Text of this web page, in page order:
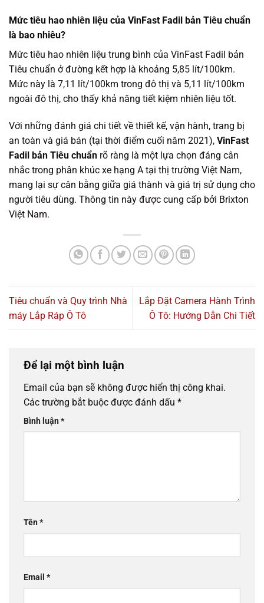
Mức tiêu hao nhiên liệu của VinFast Fadil bản Tiêu chuẩn
là bao nhiêu?
Mức tiêu hao nhiên liệu trung bình của VinFast Fadil bản
Tiêu chuẩn ở đường kết hợp là khoảng 5,85 lít/100km.
Mức này là 7,11 lít/100km trong đô thị và 5,11 lít/100km
ngoài đô thị, cho thấy khả năng tiết kiệm nhiên liệu tốt.
Với những đánh giá chi tiết về thiết kế, vận hành, trang bị
an toàn và giá bán (tại thời điểm cuối năm 2021), VinFast
Fadil bản Tiêu chuẩn rõ ràng là một lựa chọn đáng cân
nhắc trong phân khúc xe hạng A tại thị trường Việt Nam,
mang lại sự cân bằng giữa giá thành và giá trị sử dụng cho
người tiêu dùng. Thông tin này được cung cấp bởi Brixton
Việt Nam.
Tiêu chuẩn và Quy trình Nhà
máy Lắp Ráp Ô Tô
Lắp Đặt Camera Hành Trình
Ô Tô: Hướng Dẫn Chi Tiết
Để lại một bình luận
Email của bạn sẽ không được hiển thị công khai.
Các trường bắt buộc được đánh dấu *
Bình luận*
Tên*
Email *